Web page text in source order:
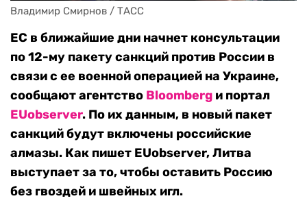
Владимир Смирнов / ТАСС
ЕС в ближайшие дни начнет консультации
по 12-му пакету санкций против России в
связи с ее военной операцией на Украине,
сообщают агентство Bloomberg и портал
EUobserver. По их данным, в новый пакет
санкций будут включены российские
алмазы. Как пишет EUobserver, Литва
выступает за то, чтобы оставить Россию
без гвоздей и швейных игл.